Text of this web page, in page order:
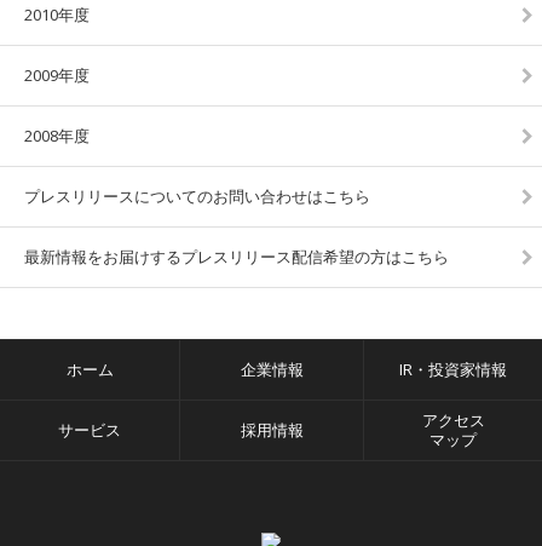
2010年度
2009年度
2008年度
プレスリリースについてのお問い合わせはこちら
最新情報をお届けするプレスリリース配信希望の方はこちら
ホーム 企業情報 IR・投資家情報
サービス 採用情報
アクセス
マップ